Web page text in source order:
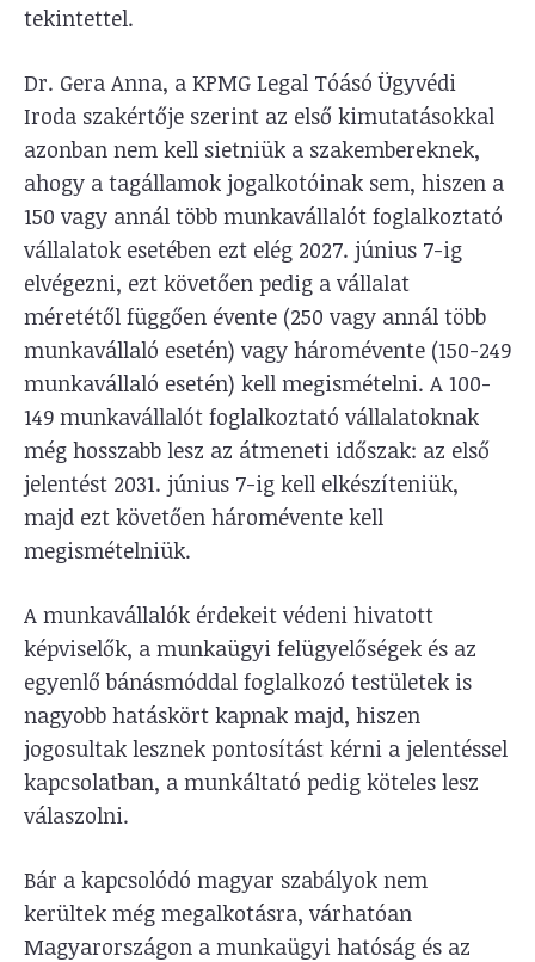
tekintettel.
Dr. Gera Anna, a KPMG Legal Tóásó Ügyvédi
Iroda szakértője szerint az első kimutatásokkal
azonban nem kell sietniük a szakembereknek,
ahogy a tagállamok jogalkotóinak sem, hiszen a
150 vagy annál több munkavállalót foglalkoztató
vállalatok esetében ezt elég 2027. június 7-ig
elvégezni, ezt követően pedig a vállalat
méretétől függően évente (250 vagy annál több
munkavállaló esetén) vagy háromévente (150-249
munkavállaló esetén) kell megismételni. A 100-
149 munkavállalót foglalkoztató vállalatoknak
még hosszabb lesz az átmeneti időszak: az első
jelentést 2031. június 7-ig kell elkészíteniük,
majd ezt követően háromévente kell
megismételniük.
A munkavállalók érdekeit védeni hivatott
képviselők, a munkaügyi felügyelőségek és az
egyenlő bánásmóddal foglalkozó testületek is
nagyobb hatáskört kapnak majd, hiszen
jogosultak lesznek pontosítást kérni a jelentéssel
kapcsolatban, a munkáltató pedig köteles lesz
válaszolni.
Bár a kapcsolódó magyar szabályok nem
kerültek még megalkotásra, várhatóan
Magyarországon a munkaügyi hatóság és az